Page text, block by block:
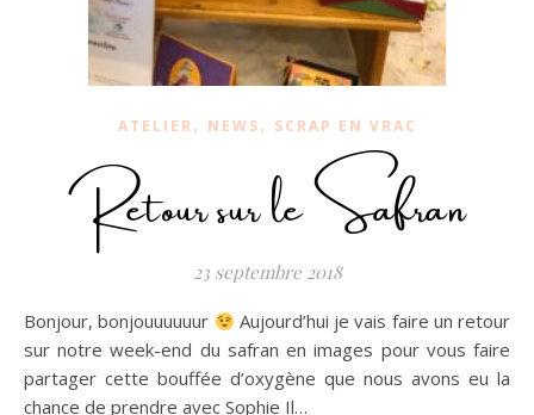
ATELIER, NEWS, SCRAP EN VRAC
Retour sur le Safran
23 septembre 2018
Bonjour, bonjouuuuuur
Aujourd’hui je vais faire un retour
sur notre week-end du safran en images pour vous faire
partager cette bouffée d’oxygène que nous avons eu la
chance de prendre avec Sophie Il…